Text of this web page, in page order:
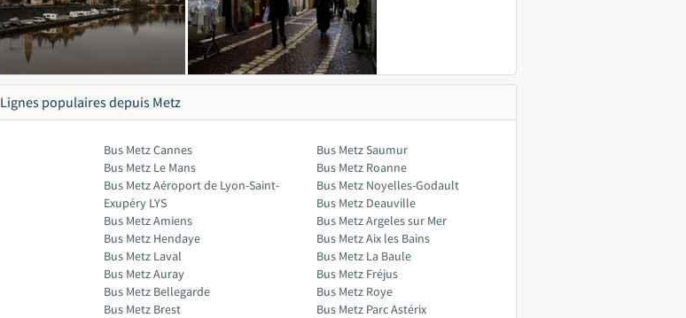
Lignes populaires depuis Metz
Bus Metz Cannes
Bus Metz Le Mans
Bus Metz Aéroport de Lyon-Saint-
Exupéry LYS
Bus Metz Amiens
Bus Metz Hendaye
Bus Metz Laval
Bus Metz Auray
Bus Metz Bellegarde
Bus Metz Brest
Bus Metz Saumur
Bus Metz Roanne
Bus Metz Noyelles-Godault
Bus Metz Deauville
Bus Metz Argeles sur Mer
Bus Metz Aix les Bains
Bus Metz La Baule
Bus Metz Fréjus
Bus Metz Roye
Bus Metz Parc Astérix